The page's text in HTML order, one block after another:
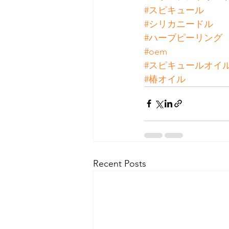
#スピキュール
#シリカニードル
#ハーブピーリング
#oem
#スピキュールオイ
#椿オイル
Recent Posts